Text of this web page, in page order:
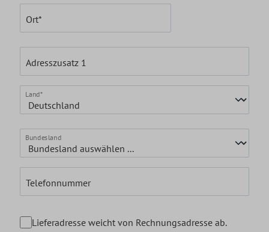
Ort*
Adresszusatz 1
Land*
Bundesland
Telefonnummer
Lieferadresse weicht von Rechnungsadresse ab.